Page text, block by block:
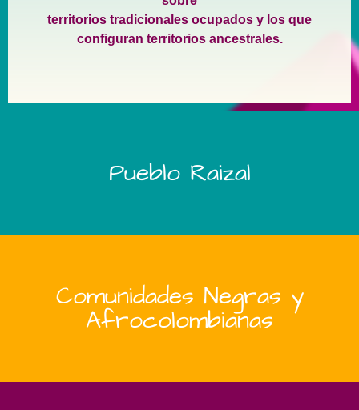
territorios tradicionales ocupados y los que
configuran territorios ancestrales.
Pueblo Raizal
Comunidades Negras y
Afrocolombianas